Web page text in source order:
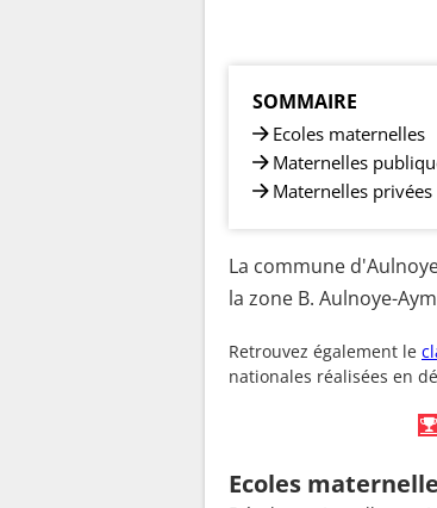
SOMMAIRE
Ecoles maternelles
Maternelles
Maternelles privées
La commune
la zone B. Aulnoye-
Retrouvez également le
nationales réalisées en
Ecoles